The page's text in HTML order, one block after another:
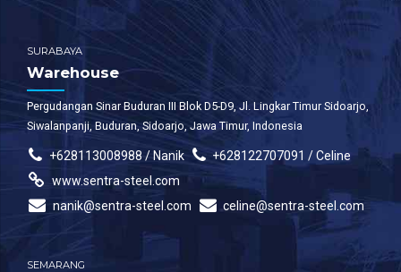
SURABAYA
Warehouse
Pergudangan Sinar Buduran III Blok D5-D9, Jl. Lingkar Timur Sidoarjo,
Siwalanpanji, Buduran, Sidoarjo, Jawa Timur, Indonesia
+628113008988 / Nanik
+628122707091 / Celine
www.sentra-steel.com
nanik@sentra-steel.com
celine@sentra-steel.com
SEMARANG